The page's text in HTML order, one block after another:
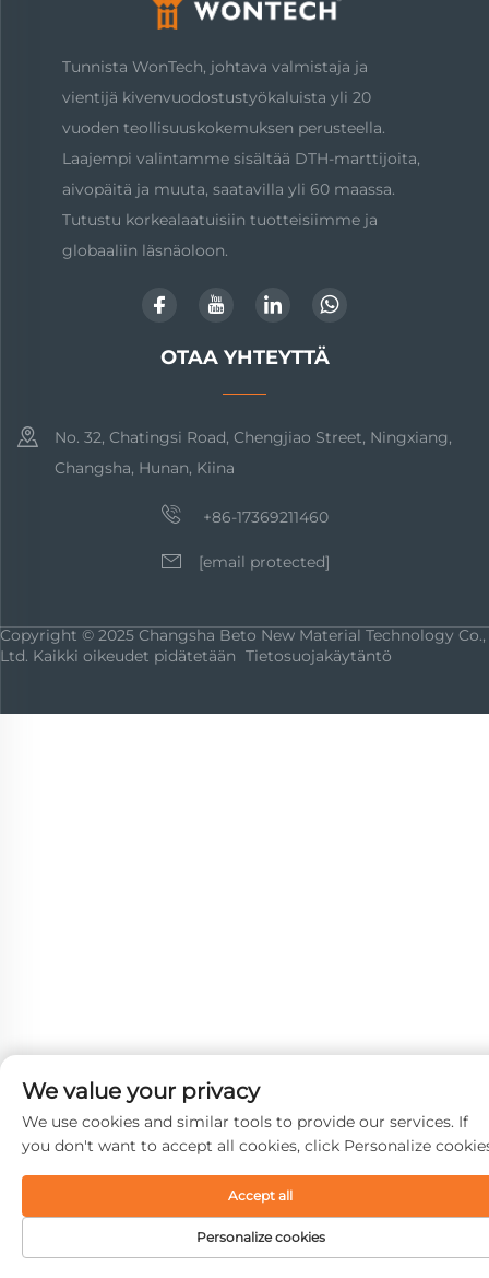
Tunnista WonTech, johtava valmistaja ja
vientijä kivenvuodostustyökaluista yli 20
vuoden teollisuuskokemuksen perusteella.
Laajempi valintamme sisältää DTH-marttijoita,
aivopäitä ja muuta, saatavilla yli 60 maassa.
Tutustu korkealaatuisiin tuotteisiimme ja
globaaliin läsnäoloon.
OTAA YHTEYTTÄ
No. 32, Chatingsi Road, Chengjiao Street, Ningxiang,
Changsha, Hunan, Kiina
+86-17369211460
[email protected]
Copyright © 2025 Changsha Beto New Material Technology Co.,
Ltd. Kaikki oikeudet pidätetään Tietosuojakäytäntö
We value your privacy
We use cookies and similar tools to provide our services. If
you don't want to accept all cookies, click Personalize
Personalize cookies
Accept all